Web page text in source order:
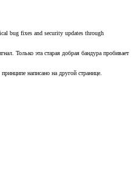
bug fixes and security updates through
Только эта старая добрая бандура пробивает
написано на другой странице.